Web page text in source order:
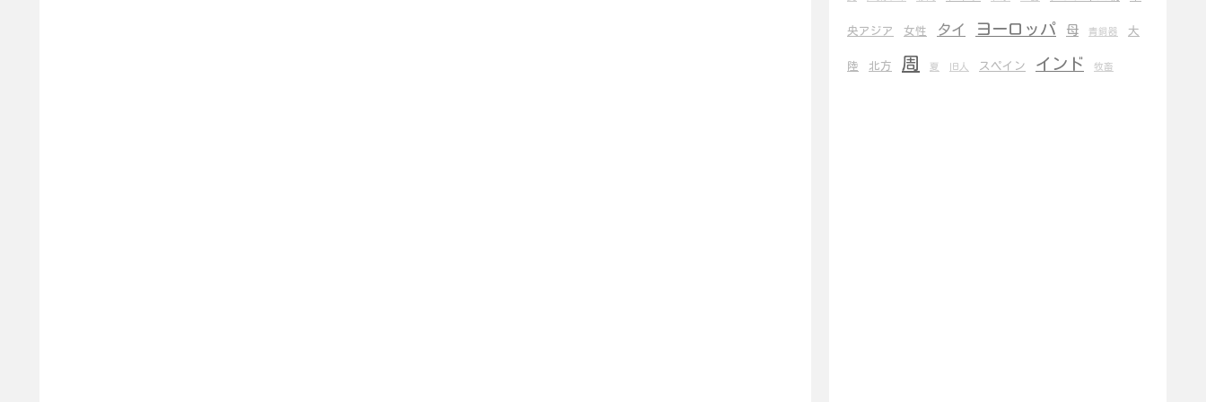
央アジア 女性 タイ ヨーロッパ 母 青銅器 大
陸 北方 周 夏 旧人 スペイン インド 牧畜